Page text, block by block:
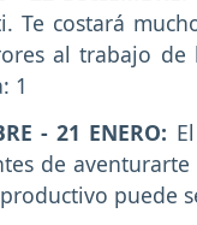
Te costará
al trabajo
1
- 21 ENERO:
de
puede